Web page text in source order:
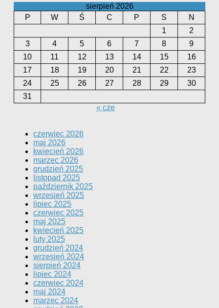
sierpień 2026
P
W Ś C P S
N
1
2
3
4 5 6 7 8
9
10
11 12 13 14 15
16
17
18 19 20 21 22
23
24
25 26 27 28 29
30
31
« cze
czerwiec 2026
maj 2026
kwiecień 2026
marzec 2026
grudzień 2025
listopad 2025
październik 2025
wrzesień 2025
lipiec 2025
czerwiec 2025
maj 2025
kwiecień 2025
luty 2025
grudzień 2024
wrzesień 2024
sierpień 2024
lipiec 2024
czerwiec 2024
maj 2024
marzec 2024